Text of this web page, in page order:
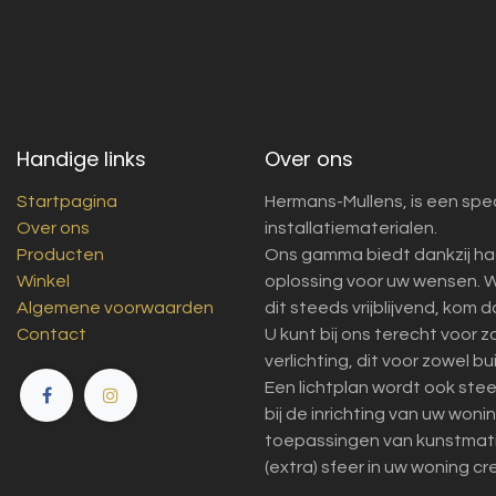
Handige links
Startpagina
Over ons
Producten
Winkel
Algemene voorwaarden
Contact
Over ons
Hermans-Mullens, is een
installatiematerialen.
Ons gamma biedt dankzij
oplossing voor uw wensen.
dit steeds vrijblijvend, kom
U kunt bij ons terecht voor
verlichting, dit voor zowel
Een lichtplan wordt ook
bij de inrichting van uw
toepassingen van
(extra) sfeer in uw woning